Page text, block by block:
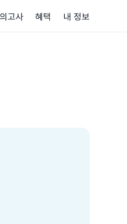
고사 혜택 내 정보